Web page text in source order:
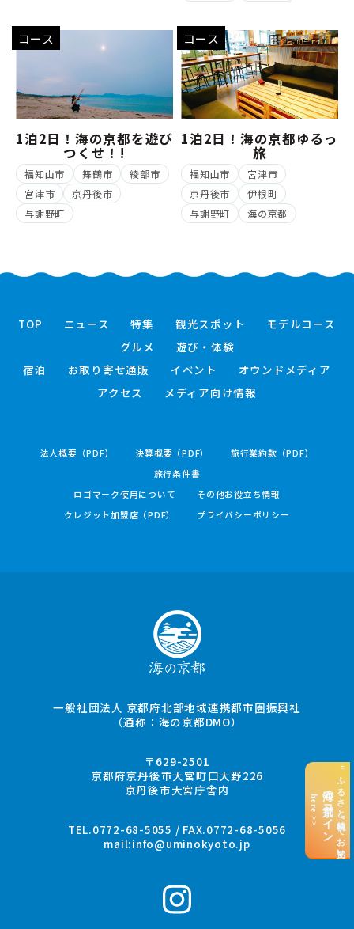
“ふるさと納税”でお支払い
海の京都コイン
here >>
コース
1泊2日！海の京都を遊び
つくせ！!
福知山市 舞鶴市
綾部市
宮津市
京丹後市
与謝野町
コース
1泊2日！海の京都ゆるっ
旅
福知山市
宮津市
京丹後市
伊根町
与謝野町
海の京都
TOP ニュース 特集 観光スポット
モデルコース
グルメ
遊び・体験
宿泊
お取り寄せ通販 イベント
オウンドメディア
アクセス
メディア向け情報
法人概要（PDF） 決算概要（PDF）
旅行業約款（PDF）
旅行条件書
ロゴマーク使用について
その他お役立ち情報
クレジット加盟店（PDF）
プライバシーポリシー
一般社団法人 京都府北部地域連携都市圏振興社
（通称：海の京都DMO）
〒629-2501
京都府京丹後市大宮町口大野226
京丹後市大宮庁舎内
TEL.0772-68-5055 / FAX.0772-68-5056
mail:info@uminokyoto.jp